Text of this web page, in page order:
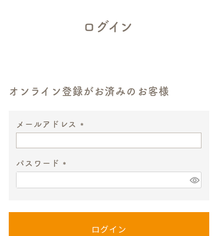
ログイン
オンライン登録がお済みのお客様
メールアドレス
パスワード
必
ログイン